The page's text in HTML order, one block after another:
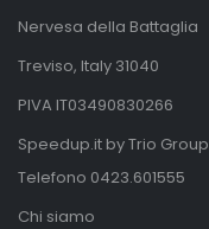
Nervesa della Battaglia
Treviso, Italy 31040
PIVA IT03490830266
Speedup.it by Trio Group
Telefono 0423.601555
Chi siamo